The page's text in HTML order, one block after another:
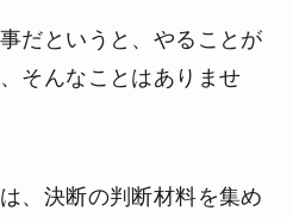
だというと、やることが
そんなことはありませ
、決断の判断材料を集め